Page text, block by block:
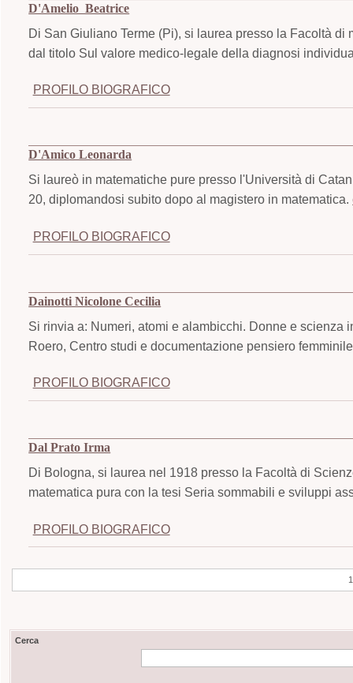
D'Amelio Beatrice
Di San Giuliano Terme (Pi), si laurea presso la Facoltà
dal titolo Sul valore medico-legale della diagnosi
PROFILO BIOGRAFICO
D'Amico Leonarda
Si laureò in matematiche pure presso l'Università di
20, diplomandosi subito dopo al magistero in matematica.
PROFILO BIOGRAFICO
Dainotti Nicolone Cecilia
Si rinvia a: Numeri, atomi e alambicchi. Donne e scienza
Roero, Centro studi e documentazione pensiero
PROFILO BIOGRAFICO
Dal Prato Irma
Di Bologna, si laurea nel 1918 presso la Facoltà di
matematica pura con la tesi Seria sommabili e sviluppi
PROFILO BIOGRAFICO
1
Cerca